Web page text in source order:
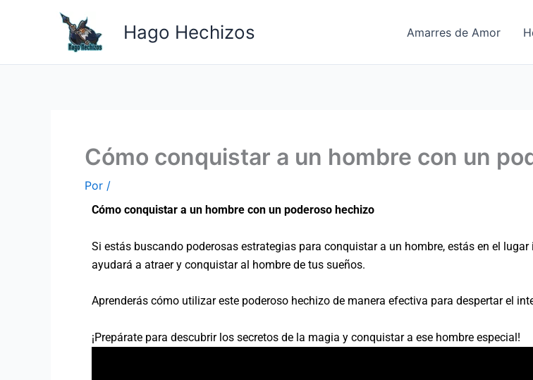
Hago Hechizos Amarres de Amor
Cómo conquistar a un hombre con un
Por /
Cómo conquistar a un hombre con un poderoso hechizo
Si estás buscando poderosas estrategias para conquistar a un hombre, estás en el
ayudará a atraer y conquistar al hombre de tus sueños.
Aprenderás cómo utilizar este poderoso hechizo de manera efectiva para despertar el
¡Prepárate para descubrir los secretos de la magia y conquistar a ese hombre especial!